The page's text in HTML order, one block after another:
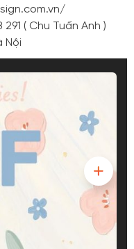
( Chu Tuấn Anh )
Nội